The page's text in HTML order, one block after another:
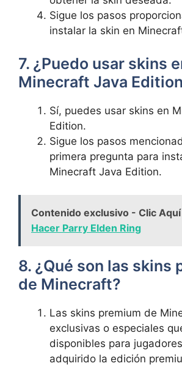
Sigue ⁤los pasos
instalar ⁣la skin en
7. ¿Puedo usar skins
Minecraft Java
Sí, puedes usar⁣ skins ‍en
Edition.
Sigue‍ los⁢ pasos
primera pregunta ⁣para
Minecraft Java ​Edition.
Contenido exclusivo - Clic Aquí
Hacer Parry Elden Ring
8.‌ ¿Qué son las skins
de Minecraft?
Las skins ⁤premium‍ de⁣
exclusivas ⁢o ​especiales
disponibles para⁢
⁣adquirido la‌ edición